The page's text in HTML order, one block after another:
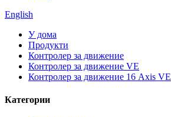
English
У дома
Продукти
Контролер за движение
Контролер за движение VE
Контролер за движение 16 Axis VE
Категории